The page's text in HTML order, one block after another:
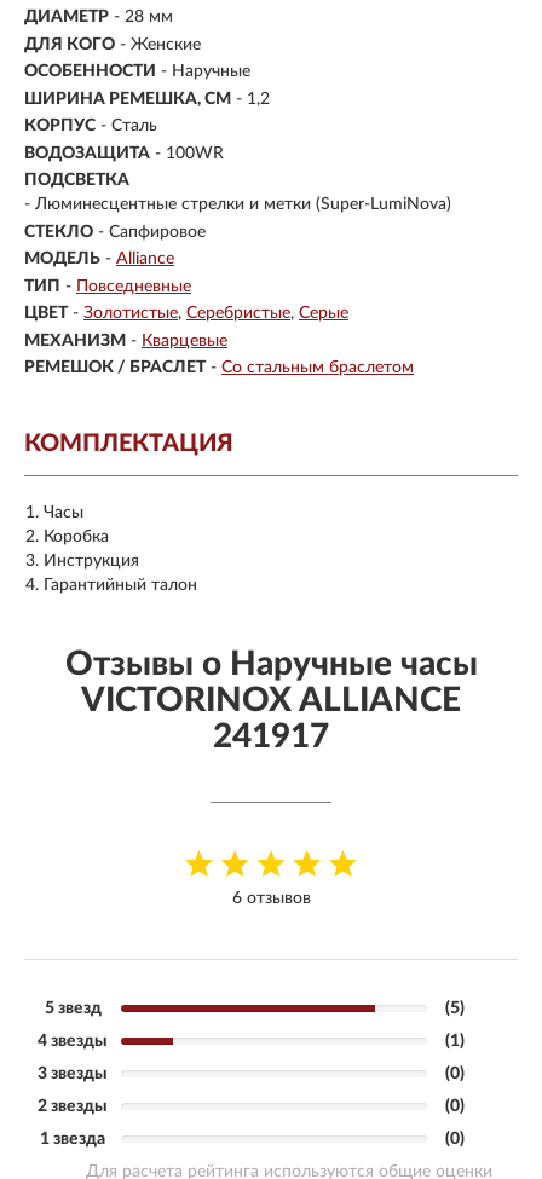
ДИАМЕТР - 28 мм
ДЛЯ КОГО - Женские
ОСОБЕННОСТИ - Наручные
ШИРИНА РЕМЕШКА, СМ - 1,2
КОРПУС - Сталь
ВОДОЗАЩИТА - 100WR
ПОДСВЕТКА
- Люминесцентные стрелки и метки (Super-LumiNova)
СТЕКЛО - Сапфировое
МОДЕЛЬ - Alliance
ТИП - Повседневные
ЦВЕТ - Золотистые Серебристые Серые
МЕХАНИЗМ - Кварцевые
РЕМЕШОК / БРАСЛЕТ - Со стальным браслетом
КОМПЛЕКТАЦИЯ
Часы
Коробка
Инструкция
Гарантийный талон
Отзывы о Наручные часы
VICTORINOX ALLIANCE
241917
6 отзывов
5 звезд
(5)
4 звезды
(1)
3 звезды
(0)
2 звезды
(0)
1 звезда
(0)
Для расчета рейтинга используются общие оценки